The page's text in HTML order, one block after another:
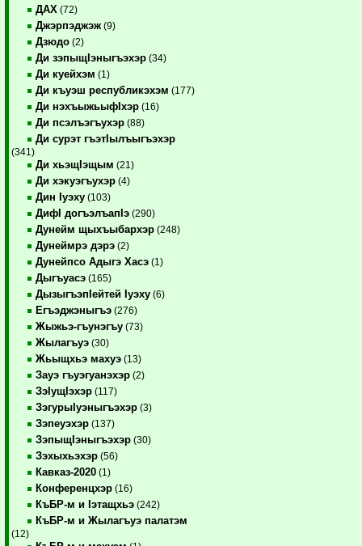
ДАХ (72)
Джэрпэджэж (9)
Дзюдо (2)
Ди зэпыщIэныгъэхэр (34)
Ди куейхэм (1)
Ди къуэш республикэхэм (177)
Ди нэхъыжьыфIхэр (16)
Ди псэлъэгъухэр (88)
Ди сурэт гъэтIылъыгъэхэр
(341)
Ди хьэщIэщым (21)
Ди хэкуэгъухэр (4)
Дин Iуэху (103)
ДифI догъэлъапIэ (290)
Дунейм щыхъыбархэр (248)
Дунеймрэ дэрэ (2)
Дунейпсо Адыгэ Хасэ (1)
Дыгъуасэ (165)
ДызыгъэпIейтей Iуэху (6)
Егъэджэныгъэ (276)
Жыжьэ-гъунэгъу (73)
Жылагъуэ (30)
Жьыщхьэ махуэ (13)
Зауэ гъуэгуанэхэр (2)
ЗэIущIэхэр (117)
ЗэгурыIуэныгъэхэр (3)
Зэпеуэхэр (137)
ЗэпыщIэныгъэхэр (30)
Зэхыхьэхэр (56)
Кавказ-2020 (1)
Конференцхэр (16)
КъБР-м и Iэтащхьэ (242)
КъБР-м и Жылагъуэ палатэм
(12)